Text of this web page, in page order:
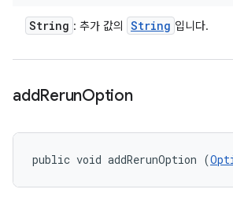
String : 추가 값의 String 입니다.
addRerunOption
public void addRerunOption (